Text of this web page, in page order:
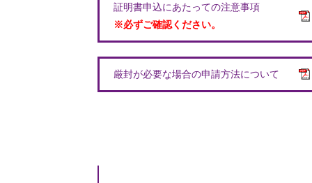
証明書申込にあたっての注意事項
※必ずご確認ください。
厳封が必要な場合の申請方法について